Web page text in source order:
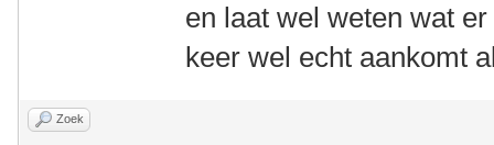
en laat wel weten wat
keer wel echt aankomt
Zoek